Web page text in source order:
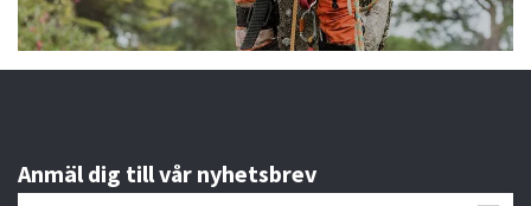
Anmäl dig till vår nyhetsbrev